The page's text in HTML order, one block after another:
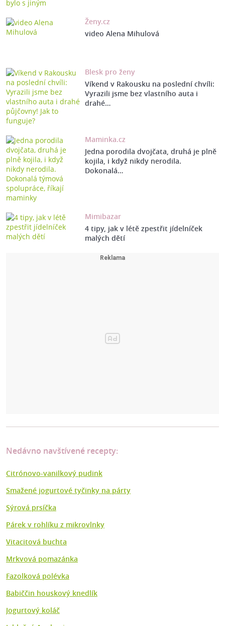
Ženy.cz
video Alena Mihulová
Blesk pro ženy
Víkend v Rakousku na poslední chvíli:
Vyrazili jsme bez vlastního auta i
drahé…
Maminka.cz
Jedna porodila dvojčata, druhá je plně
kojila, i když nikdy nerodila.
Dokonalá…
Mimibazar
4 tipy, jak v létě zpestřit jídelníček
malých dětí
Nedávno navštívené recepty:
Citrónovo-vanilkový pudink
Smažené jogurtové tyčinky na párty
Sýrová prsíčka
Párek v rohlíku z mikrovlnky
Vitacitová buchta
Mrkvová pomazánka
Fazolková polévka
Babiččin houskový knedlík
Jogurtový koláč